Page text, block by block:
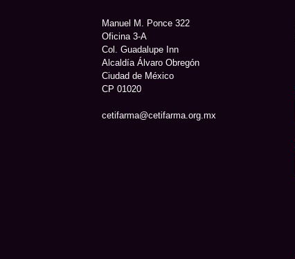
Manuel M. Ponce 322
Oficina 3-A
Col. Guadalupe Inn
Alcaldía Álvaro Obregón
Ciudad de México
CP 01020
cetifarma@cetifarma.org.mx